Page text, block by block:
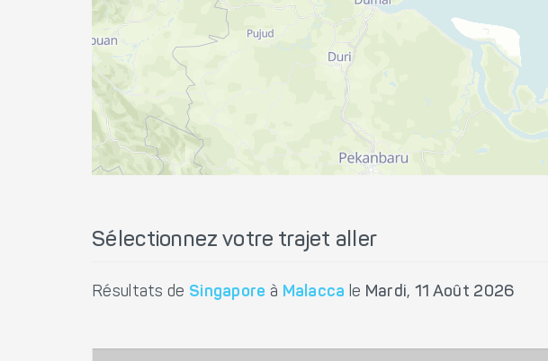
Sélectionnez votre trajet aller
Résultats de Singapore à Malacca le Mardi, 11 Août 2026